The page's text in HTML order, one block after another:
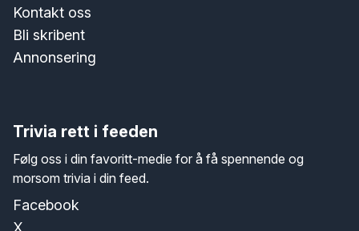
Kontakt oss
Bli skribent
Annonsering
Trivia rett i feeden
Følg oss i din favoritt-medie for å få spennende og
morsom trivia i din feed.
Facebook
X